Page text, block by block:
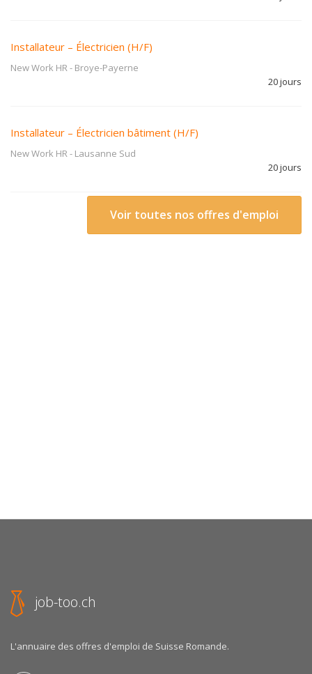
Installateur – Électricien (H/F)
New Work HR- Broye-Payerne
20 jours
Installateur – Électricien bâtiment (H/F)
New Work HR- Lausanne Sud
20 jours
Voir toutes nos offres d'emploi
job-too.ch
L'annuaire des offres d'emploi de Suisse Romande.